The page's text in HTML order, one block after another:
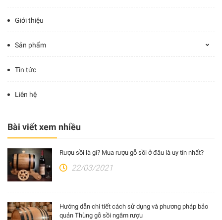
Giới thiệu
Sản phẩm
Tin tức
Liên hệ
Bài viết xem nhiều
Rượu sồi là gì? Mua rượu gỗ sồi ở đâu là uy tín nhất?
22/03/2021
Hướng dẫn chi tiết cách sử dụng và phương pháp bảo
quản Thùng gỗ sồi ngâm rượu